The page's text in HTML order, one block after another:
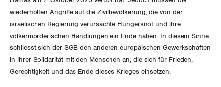
Queer-Kommission
Freiburg
Genf
Glarus
wiederholten Angriffe auf die Zivilbevölkerung, die von der
israelischen Regierung verursachte Hungersnot und ihre
völkermörderischen Handlungen ein Ende haben. In diesem Sinne
schliesst sich der SGB den anderen europäischen Gewerkschaften
in ihrer Solidarität mit den Menschen an, die sich für Frieden,
Gerechtigkeit und das Ende dieses Krieges einsetzen.